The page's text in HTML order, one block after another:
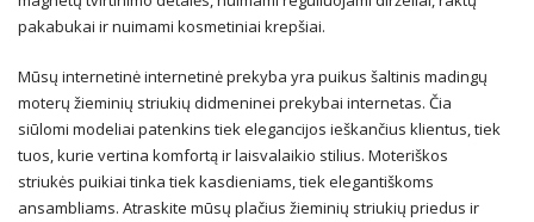
pakabukai ir nuimami kosmetiniai krepšiai.
Mūsų internetinė internetinė prekyba yra puikus šaltinis madingų
moterų žieminių striukių didmeninei prekybai internetas. Čia
siūlomi modeliai patenkins tiek elegancijos ieškančius klientus, tiek
tuos, kurie vertina komfortą ir laisvalaikio stilius. Moteriškos
striukės puikiai tinka tiek kasdieniams, tiek elegantiškoms
ansambliams. Atraskite mūsų plačius žieminių striukių priedus ir